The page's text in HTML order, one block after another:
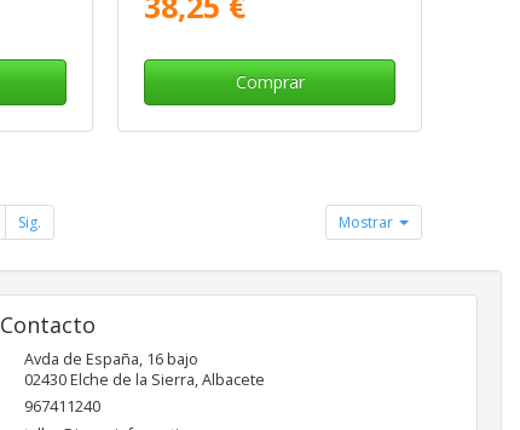
Comprar
Sig. Mostrar
Contacto
Avda de España, 16 bajo
02430Elche de la Sierra,Albacete
967411240